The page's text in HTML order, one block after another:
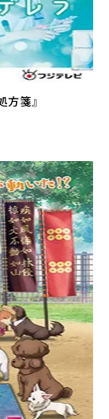
方箋』